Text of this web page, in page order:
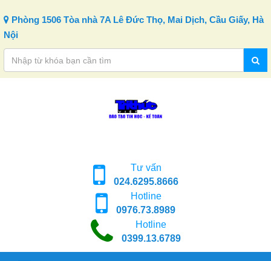
Phòng 1506 Tòa nhà 7A Lê Đức Thọ, Mai Dịch, Cầu Giấy, Hà
Nội
Tư vấn
024.6295.8666
Hotline
0976.73.8989
Hotline
0399.13.6789